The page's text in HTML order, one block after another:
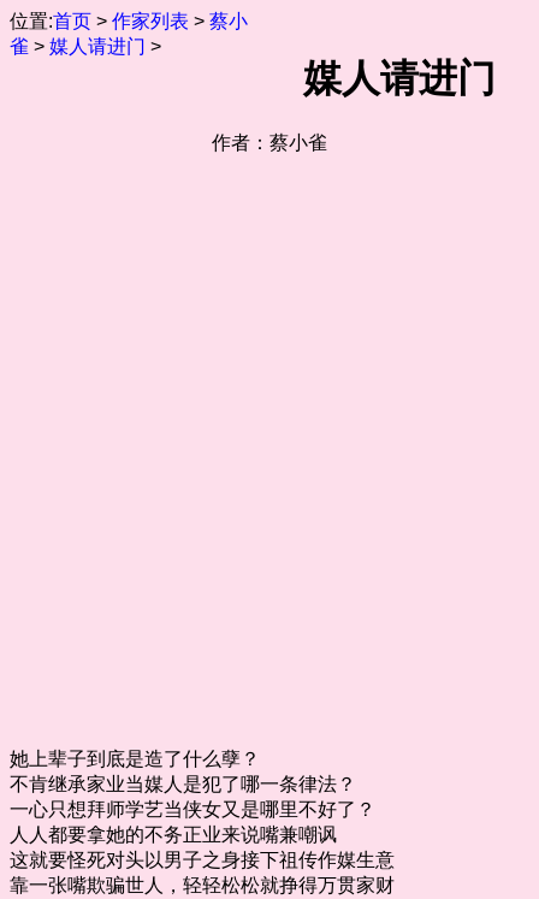
位置:首页 > 作家列表 > 蔡小
雀 > 媒人请进门 >
媒人请进门
作者：蔡小雀
她上辈子到底是造了什么孽？
不肯继承家业当媒人是犯了哪一条律法？
一心只想拜师学艺当侠女又是哪里不好了？
人人都要拿她的不务正业来说嘴兼嘲讽
这就要怪死对头以男子之身接下祖传作媒生意
靠一张嘴欺骗世人，轻轻松松就挣得万贯家财